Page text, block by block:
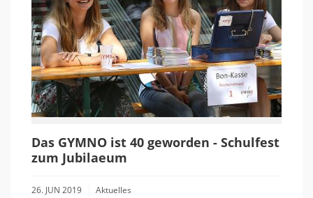
Das GYMNO ist 40 geworden - Schulfest
zum Jubilaeum
26. JUN 2019 Aktuelles